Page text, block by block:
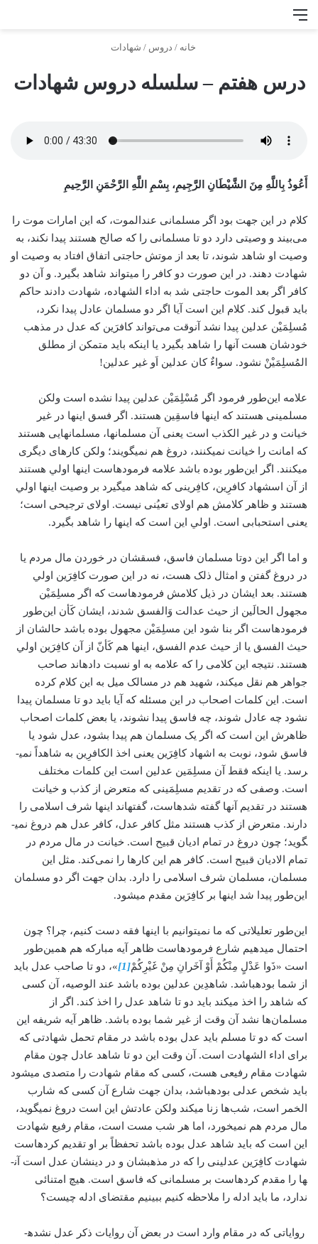
منو
خانه / دروس / شهادات
درس هفتم – سلسله دروس شهادات
أَعُوذُ بِاللَّهِ مِنَ الشَّيْطَانِ الرَّجِيمِ، بِسْمِ اللَّهِ الرَّحْمَنِ الرَّحِيمِ
کلام در این جهت بود اگر مسلمانی عند‌الموت، که این امارات موت را
می‌بیند و وصیتی دارد دو تا مسلمانی را که صالح هستند پیدا نکند، به
وصیت او شاهد شوند، تا بعد از موتش حاجتی اتفاق افتاد به وصیت او
شهادت دهند. در این صورت دو کافر را می­تواند شاهد بگیرد. و آن دو
کافر اگر بعد الموت حاجتی شد به اداء الشهاده، شهادت دادند حاکم
باید قبول کند. کلام این است آیا اگر دو مسلمان عادل پیدا نکرد،
مُسلِمَیْن عدلین پیدا نشد آن­وقت می‌تواند کافرَین كه عدل در مذهب
خودشان هست آن­ها را شاهد بگیرد یا اینکه باید متمکن از مطلق
المُسلِمَیْنْ نشود. سواءٌ کان عدلین اَو غیر عدلین!
علامه این‌طور فرمود اگر مُسْلِمَیْن عدلین پیدا نشده است ولکن
مسلمینی هستند که اینها فاسقِین هستند. اگر فسق این­ها در غیر
خیانت و در غیر الکذب است یعنی آن مسلمان­ها، مسلمان­هایی هستند
که امانت را خیانت نمی­کنند، دروغ هم نمی­گویند؛ ولکن کار­های دیگری
می­کنند. اگر این‌طور بوده باشد علامه فرموده­است این­ها اولي هستند
از آن اسشهاد کافرِین، کافِرینی که شاهد می­گیرد بر وصیت این­ها اولي
هستند و ظاهر کلامش هم اولای تعیُنی نیست. اولای ترجیحی است؛
یعنی استحبابی است. اولي این است که اینها را شاهد بگیرد.
و اما اگر این دوتا مسلمان فاسق، فسقشان در خوردن مال مردم یا
در دروغ گفتن و امثال ذلک هست، نه در این صورت کافِرَین اولي
هستند. بعد ایشان در ذیل کلامش فرموده­است که اگر مسلِمَیْن
مجهول الحالَین از حیث عدالت وَالفسق شدند، ایشان کَأن این‌طور
فرموده­است اگر بنا شود این مسلِمَیْن مجهول بوده­ باشد حالشان از
حیث الفسق یا از حیث عدم الفسق، این­ها هم کَأنّ از آن کافِرَین اولي
هستند. نتیجه این کلامی را که علامه به او نسبت داده­اند صاحب
جواهر هم نقل می­کند، شهید هم در مسالک میل به این کلام کرده
است. این کلمات اصحاب در این مسئله که آیا باید دو تا مسلمان پیدا
نشود چه عادل شوند، چه فاسق پیدا نشوند، یا بعض کلمات اصحاب
ظاهرش این است که اگر یک مسلمان هم پیدا بشود، عدل شود یا
فاسق شود، نوبت به اشهاد کافِرَین یعنی اخذ الکافرِین به شاهداً نمی­
رسد. یا اینکه فقط آن مسلِمَین عدلین است این کلمات مختلف
است. وصفی که در تقدیم مسلِمَینی که متعرض از کذب و خیانت
هستند در تقدیم آن­ها گفته شده­است، گفته­اند این­ها شرف اسلامی را
دارند. متعرض از کذب هستند مثل کافر عدل، کافر عدل هم دروغ نمی­
گوید؛ چون دروغ در تمام ادیان قبیح است. خیانت در مال مردم در
تمام الادیان قبیح است. کافر هم این کارها را نمی‌کند. مثل این
مسلمان، مسلمان شرف اسلامی را دارد. بدان جهت اگر دو مسلمان
این‌طور پیدا شد این­ها بر کافِرَین مقدم می­شود.
این‌طور تعلیلاتی که ما نمی­توانیم با این­ها فقه دست کنیم، چرا؟ چون
احتمال می­دهیم شارع فرموده­است ظاهر آیه مبارکه هم همین‌طور
است «ذَوا عَدْلٍ مِنْكُمْ أَوْ آخَرانِ مِنْ غَيْرِكُمْ[1]
»، دو تا صاحب عدل باید
از شما بوده­باشد. شاهدِین عدلین بوده­ باشد عند الوصیه، آن کسی
که شاهد را اخذ می­کند باید دو تا شاهد عدل را اخذ کند. اگر از
مسلمان‌ها نشد آن وقت از غیر شما بوده باشد. ظاهر آیه شریفه این
است که دو تا مسلم باید عدل بوده­ باشد در مقام تحمل شهادتی که
برای اداء الشهادت است. آن وقت این دو تا شاهد عادل چون مقام
شهادت مقام رفیعی هست، کسی که مقام شهادت را متصدی می­شود
باید شخص عدلی بوده­باشد، بدان جهت شارع آن کسی که شارب
الخمر است، شب‌ها زنا می­کند ولکن عادتش این است دروغ نمی­گوید،
مال مردم هم نمی­خورد، اما هر شب مست است، مقام رفیع شهادت
این است که باید شاهد عدل بوده ­باشد تحفظاً بر او تقدیم کرده­است
شهادت کافِرَین عدلینی را که در مذهبشان و در دینشان عدل است آن­
ها را مقدم کرده­است بر مسلمانی که فاسق است. هیچ امتنائی
ندارد، ما باید ادله را ملاحظه کنیم ببینیم مقتضای ادله چیست؟
روایاتی که در مقام وارد است در بعض آن روایات ذکر عدل نشده­